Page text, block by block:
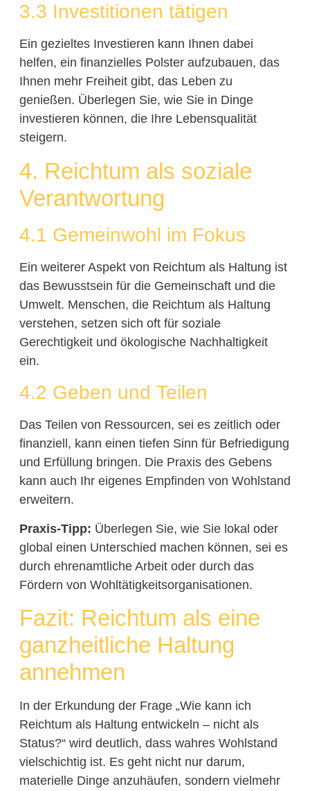
3.3 Investitionen tätigen
Ein gezieltes Investieren kann Ihnen dabei
helfen, ein finanzielles Polster aufzubauen, das
Ihnen mehr Freiheit gibt, das Leben zu
genießen. Überlegen Sie, wie Sie in Dinge
investieren können, die Ihre Lebensqualität
steigern.
4. Reichtum als soziale
Verantwortung
4.1 Gemeinwohl im Fokus
Ein weiterer Aspekt von Reichtum als Haltung ist
das Bewusstsein für die Gemeinschaft und die
Umwelt. Menschen, die Reichtum als Haltung
verstehen, setzen sich oft für soziale
Gerechtigkeit und ökologische Nachhaltigkeit
ein.
4.2 Geben und Teilen
Das Teilen von Ressourcen, sei es zeitlich oder
finanziell, kann einen tiefen Sinn für Befriedigung
und Erfüllung bringen. Die Praxis des Gebens
kann auch Ihr eigenes Empfinden von Wohlstand
erweitern.
Praxis-Tipp: Überlegen Sie, wie Sie lokal oder
global einen Unterschied machen können, sei es
durch ehrenamtliche Arbeit oder durch das
Fördern von Wohltätigkeitsorganisationen.
Fazit: Reichtum als eine
ganzheitliche Haltung
annehmen
In der Erkundung der Frage „Wie kann ich
Reichtum als Haltung entwickeln – nicht als
Status?“ wird deutlich, dass wahres Wohlstand
vielschichtig ist. Es geht nicht nur darum,
materielle Dinge anzuhäufen, sondern vielmehr